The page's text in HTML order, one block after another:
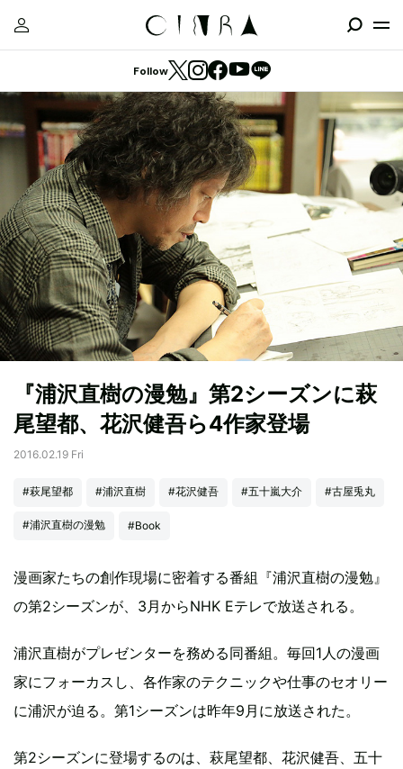
Follow
『浦沢直樹の漫勉』第2シーズンに萩
尾望都、花沢健吾ら4作家登場
2016.02.19 Fri
#萩尾望都 #浦沢直樹 #花沢健吾 #五十嵐大介 #古屋兎丸
#浦沢直樹の漫勉 #Book
漫画家たちの創作現場に密着する番組『浦沢直樹の漫勉』
の第2シーズンが、3月からNHK Eテレで放送される。
浦沢直樹がプレゼンターを務める同番組。毎回1人の漫画
家にフォーカスし、各作家のテクニックや仕事のセオリー
に浦沢が迫る。第1シーズンは昨年9月に放送された。
第2シーズンに登場するのは、萩尾望都、花沢健吾、五十